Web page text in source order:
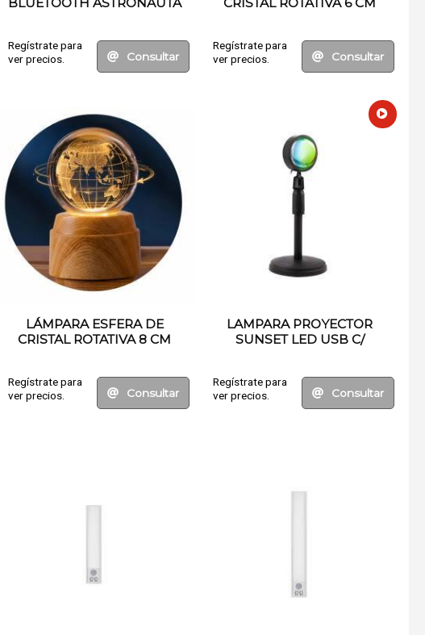
Regístrate para
ver precios.
Consultar
Regístrate para
ver precios.
Consultar
LÁMPARA ESFERA DE
CRISTAL ROTATIVA 8 CM
Regístrate para
ver precios.
Consultar
LAMPARA PROYECTOR
SUNSET LED USB C/
Regístrate para
ver precios.
Consultar